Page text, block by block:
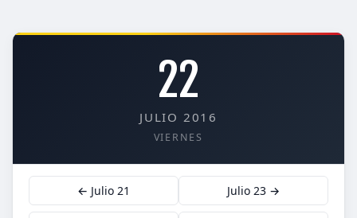
22
JULIO 2016
VIERNES
← Julio 21 Julio 23 →